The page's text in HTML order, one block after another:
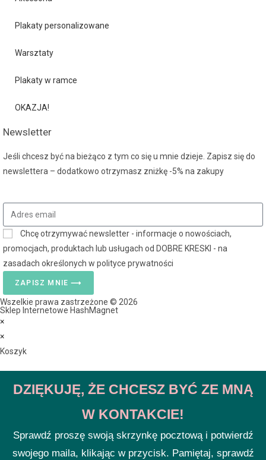
Plakaty personalizowane
Warsztaty
Plakaty w ramce
OKAZJA!
Newsletter
Jeśli chcesz być na bieżąco z tym co się u mnie dzieje. Zapisz się do
newslettera – dodatkowo otrzymasz zniżkę -5% na zakupy
Chcę otrzymywać newsletter - informacje o nowościach,
promocjach, produktach lub usługach od DOBRE KRESKI - na
zasadach określonych w polityce prywatności
ZAPISZ MNIE ⟶
Wszelkie prawa zastrzeżone © 2026
Sklep Internetowe HashMagnet
×
×
Koszyk
DZIĘKUJĘ, ŻE CHCESZ BYĆ ZE MNĄ
W KONTAKCIE!
Sprawdź proszę swoją skrzynkę pocztową i potwierdź
swojego maila, klikając w przycisk. Pamiętaj, sprawdź